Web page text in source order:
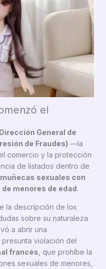
el
General de
de Fraudes) —la
comercio y la protección
de listados dentro de
muñecas sexuales con
menores de edad.
la descripción de los
sobre su naturaleza
a abrir una
violación del
francés , que prohíbe la
sexuales de menores,